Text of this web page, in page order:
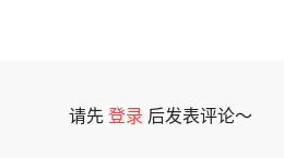
请先登录 后发表评论～